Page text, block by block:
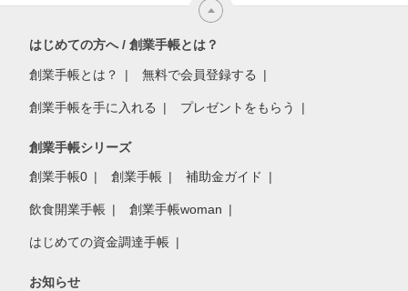
はじめての方へ / 創業手帳とは？
創業手帳とは？ 無料で会員登録する
創業手帳を手に入れる プレゼントをもらう
創業手帳シリーズ
創業手帳0 創業手帳 補助金ガイド
飲食開業手帳 創業手帳woman
はじめての資金調達手帳
お知らせ